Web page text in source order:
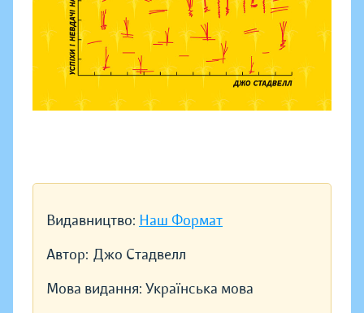
Видавництво: Наш Формат
Автор: Джо Стадвелл
Мова видання: Українська мова